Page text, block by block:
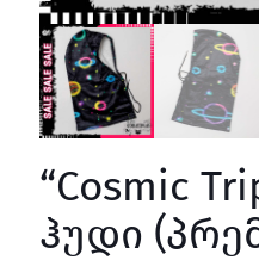
“Cosmic
ჰუდი